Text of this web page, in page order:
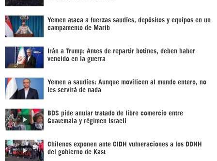
Yemen ataca a fuerzas saudíes, depósitos y equipos en un
campamento de Marib
Irán a Trump: Antes de repartir botines, deben haber
vencido en la guerra
Yemen a saudíes: Aunque movilicen al mundo entero, no
les servirá de nada
BDS pide anular tratado de libre comercio entre
Guatemala y régimen israelí
Chilenos exponen ante CIDH vulneraciones a los DDHH
del gobierno de Kast